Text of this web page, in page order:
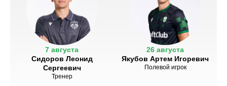
7 августа
Сидоров Леонид
Сергеевич
Тренер
26 августа
Якубов Артем Игоревич
Полевой игрок